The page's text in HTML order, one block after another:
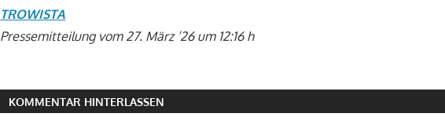
TROWISTA
Pressemitteilung vom 27. März ’26 um 12:16 h
KOMMENTAR HINTERLASSEN